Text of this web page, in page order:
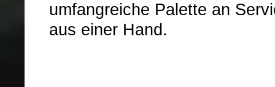
umfangreiche Palette an
aus einer Hand.